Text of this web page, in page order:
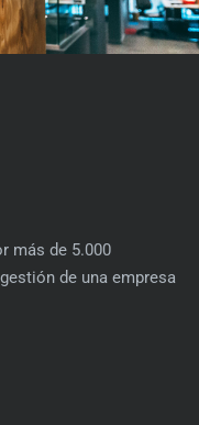
más de 5.000
de una empresa